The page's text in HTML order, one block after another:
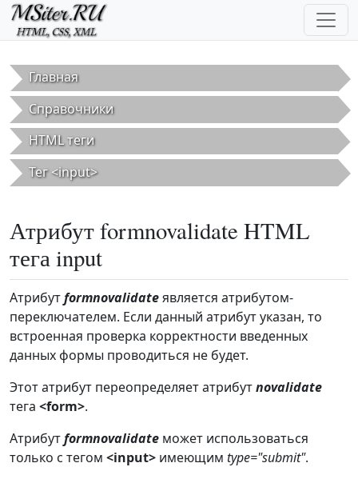
Перейти к основному содержанию
Главная
Справочники
HTML теги
Тег <input>
Атрибут formnovalidate HTML
тега input
Атрибутformnovalidateявляется атрибутом-
переключателем. Если данный атрибут указан, то
встроенная проверка корректности введенных
данных формы проводиться не будет.
Этот атрибут переопределяет атрибутnovalidate
тега <form>.
Атрибутformnovalidate может использоваться
только с тегом <input> имеющим type="submit".